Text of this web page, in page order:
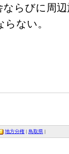
ならびに周
ない。
地方分権 | 鳥取県 |